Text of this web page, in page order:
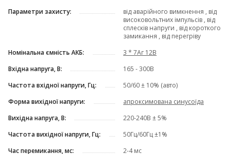
Параметри захисту:
від аварійного вимкнення , від
високовольтних імпульсів , від
сплесків напруги , від короткого
замикання , від перегріву
Номінальна ємність АКБ:
3 * 7Аг 12В
Вхідна напруга, В:
165 - 300В
Частота вхідної напруги, Гц:
50/60 ± 10% (авто)
Форма вихідної напруги:
апроксимована синусоїда
Вихідна напруга, В:
220-240В ± 5%
Частота вихідної напруги, Гц:
50Гц/60Гц ±1%
Час перемикання, мс:
2-4 мс